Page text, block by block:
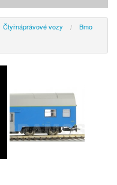
Čtyřnáprávové vozy
Bmo